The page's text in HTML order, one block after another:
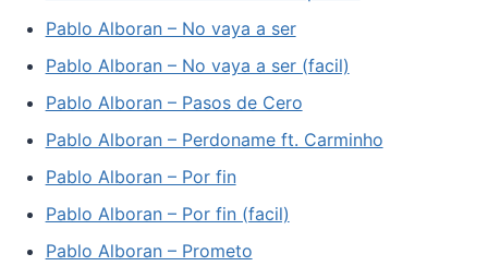
Pablo Alboran – No vaya a ser
Pablo Alboran – No vaya a ser (facil)
Pablo Alboran – Pasos de Cero
Pablo Alboran – Perdoname ft. Carminho
Pablo Alboran – Por fin
Pablo Alboran – Por fin (facil)
Pablo Alboran – Prometo